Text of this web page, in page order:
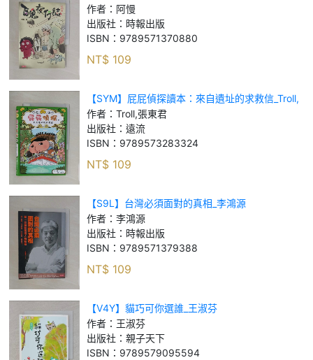
作者： 阿慢
出版社： 時報出版
ISBN： 9789571370880
NT$ 109
【SYM】屁屁偵探讀本：來自遺址的求救信_Troll,
張東君
作者： Troll,張東君
出版社： 遠流
ISBN： 9789573283324
NT$ 109
【S9L】台灣必須面對的真相_李鴻源
作者： 李鴻源
出版社： 時報出版
ISBN： 9789571379388
NT$ 109
【V4Y】貓巧可你選誰_王淑芬
作者： 王淑芬
出版社： 親子天下
ISBN： 9789579095594